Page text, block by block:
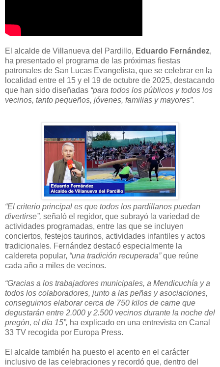
El alcalde de Villanueva del Pardillo, Eduardo Fernández,
ha presentado el programa de las próximas fiestas
patronales de San Lucas Evangelista, que se celebrar en la
localidad entre el 15 y el 19 de octubre de 2025, destacando
que han sido diseñadas “para todos los públicos y todos los
vecinos, tanto pequeños, jóvenes, familias y mayores”.
“El criterio principal es que todos los pardillanos puedan
divertirse”, señaló el regidor, que subrayó la variedad de
actividades programadas, entre las que se incluyen
conciertos, festejos taurinos, actividades infantiles y actos
tradicionales. Fernández destacó especialmente la
caldereta popular, “una tradición recuperada”que reúne
cada año a miles de vecinos.
“Gracias a los trabajadores municipales, a Mendicuchía y a
todos los colaboradores, junto a las peñas y asociaciones,
conseguimos elaborar cerca de 750 kilos de carne que
degustarán entre 2.000 y 2.500 vecinos durante la noche del
pregón, el día 15”, ha explicado en una entrevista en Canal
33 TV recogida por Europa Press.
El alcalde también ha puesto el acento en el carácter
inclusivo de las celebraciones y recordó que, dentro del